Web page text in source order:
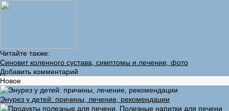
Читайте также:
Синовит коленного сустава, симптомы и лечение, фото
Добавить комментарий
Новое
Энурез у детей: причины, лечение, рекомендации